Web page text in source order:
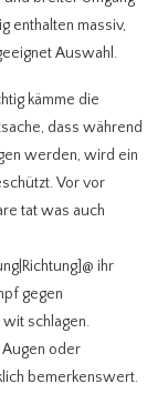
enthalten massiv,
Auswahl.
kämme die
dass während
werden, wird ein
Vor vor
tat was auch
ihr
gegen
wit schlagen.
oder
bemerkenswert.